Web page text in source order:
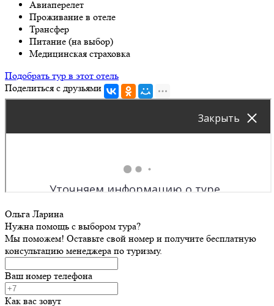
Авиаперелет
Проживание в отеле
Трансфер
Питание (на выбор)
Медицинская страховка
Подобрать тур в этот отель
Поделиться с друзьями
Ольга Ларина
Нужна помощь с выбором тура?
Мы поможем! Оставьте свой номер и получите бесплатную
консультацию менеджера по туризму.
Ваш номер телефона
Как вас зовут